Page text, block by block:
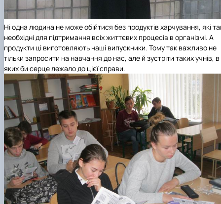
Ні одна людина не може обійтися без продуктів харчування, які
необхідні для підтримання всіх життєвих процесів в організмі. А
продукти ці виготовляють наші випускники. Тому так важливо не
тільки запросити на навчання до нас, але й зустріти таких учнів, в
яких би серце лежало до цієї справи.